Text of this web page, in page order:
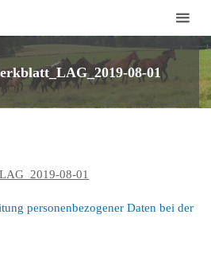
08-01
08-01
personenbezogener Daten bei der